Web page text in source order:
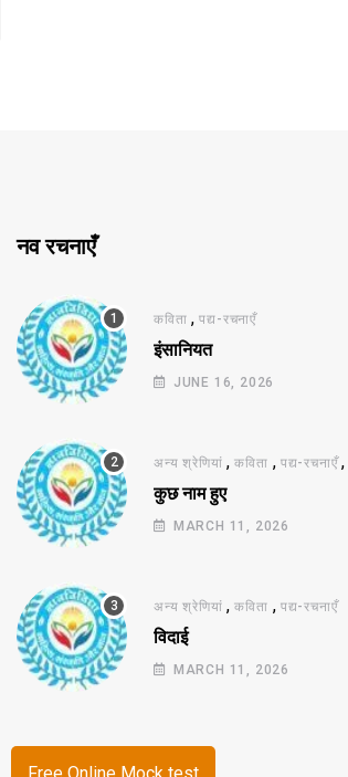
नव रचनाएँ
कविता ,पद्य-रचनाएँ
इंसानियत
JUNE 16, 2026
अन्य श्रेणियां ,कविता , पद्य-रचनाएँ
कुछ नाम हुए
MARCH 11, 2026
अन्य श्रेणियां ,कविता , पद्य-रचनाएँ
विदाई
MARCH 11, 2026